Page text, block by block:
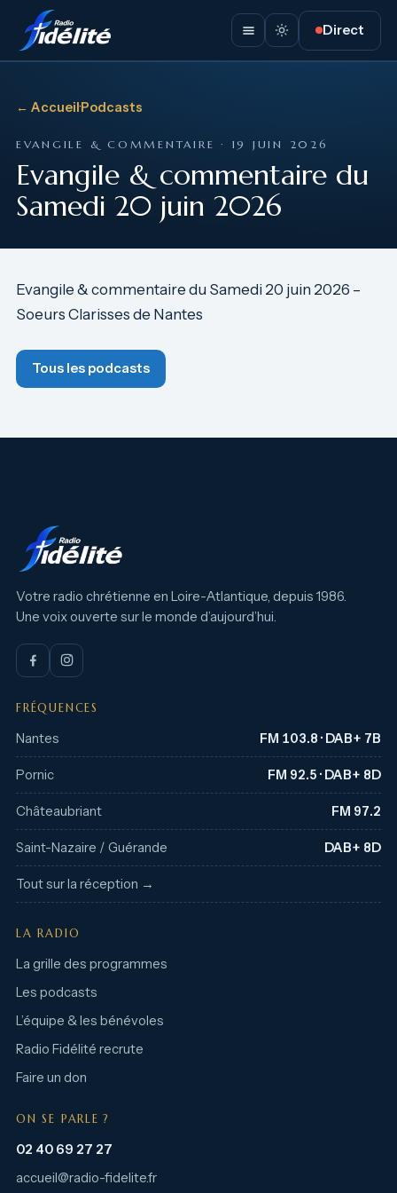
Direct
← Accueil·Podcasts
EVANGILE & COMMENTAIRE · 19 JUIN 2026
Evangile & commentaire du
Samedi 20 juin 2026
Evangile & commentaire du Samedi 20 juin 2026 –
Soeurs Clarisses de Nantes
Tous les podcasts
Votre radio chrétienne en Loire-Atlantique, depuis 1986.
Une voix ouverte sur le monde d’aujourd’hui.
FRÉQUENCES
Nantes FM 103.8 · DAB+ 7B
Pornic FM 92.5 · DAB+ 8D
Châteaubriant FM 97.2
Saint-Nazaire / Guérande DAB+ 8D
Tout sur la réception →
LA RADIO
La grille des programmes
Les podcasts
L’équipe & les bénévoles
Radio Fidélité recrute
Faire un don
ON SE PARLE ?
02 40 69 27 27
accueil@radio-fidelite.fr